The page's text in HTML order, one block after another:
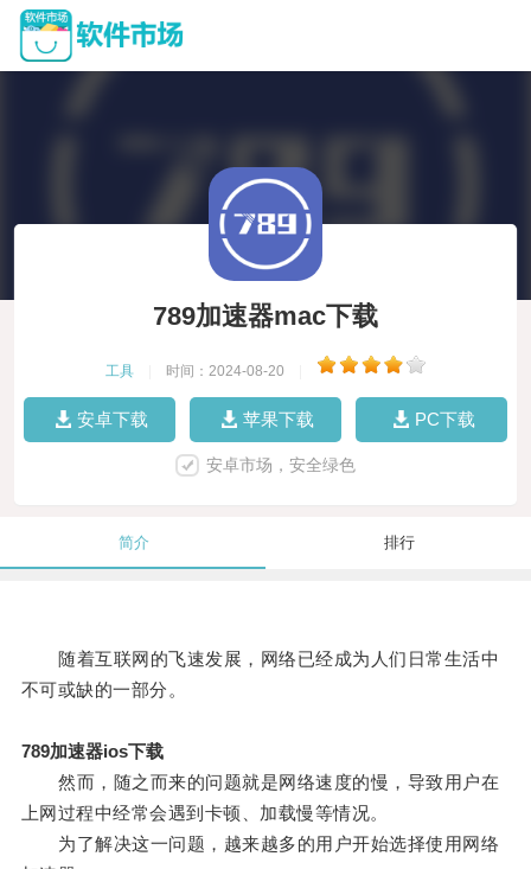
789加速器mac下载
工具 时间：2024-08-20
安卓下载 苹果下载 PC下载
安卓市场，安全绿色
简介 排行
随着互联网的飞速发展，网络已经成为人们日常生活中
不可或缺的一部分。
789加速器ios下载
然而，随之而来的问题就是网络速度的慢，导致用户在
上网过程中经常会遇到卡顿、加载慢等情况。
为了解决这一问题，越来越多的用户开始选择使用网络